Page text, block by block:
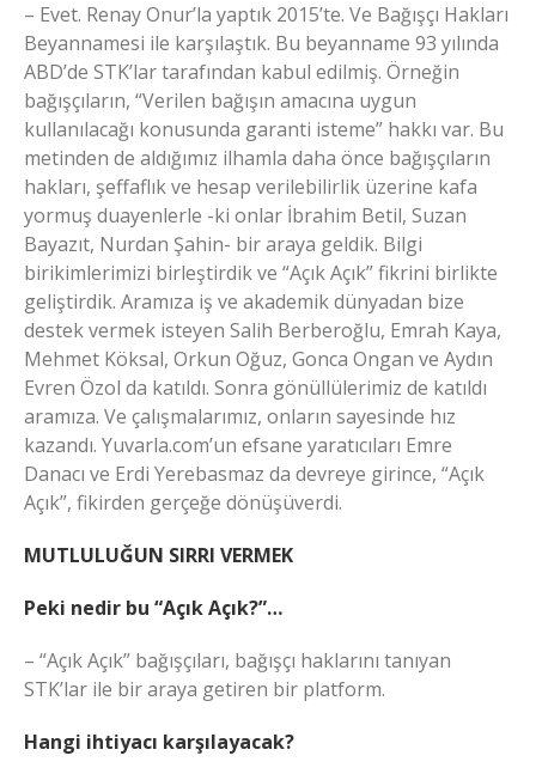
– Evet. Renay Onur’la yaptık 2015’te. Ve Bağışçı Hakları
Beyannamesi ile karşılaştık. Bu beyanname 93 yılında
ABD’de STK’lar tarafından kabul edilmiş. Örneğin
bağışçıların, “Verilen bağışın amacına uygun
kullanılacağı konusunda garanti isteme” hakkı var. Bu
metinden de aldığımız ilhamla daha önce bağışçıların
hakları, şeffaflık ve hesap verilebilirlik üzerine kafa
yormuş duayenlerle -ki onlar İbrahim Betil, Suzan
Bayazıt, Nurdan Şahin- bir araya geldik. Bilgi
birikimlerimizi birleştirdik ve “Açık Açık” fikrini birlikte
geliştirdik. Aramıza iş ve akademik dünyadan bize
destek vermek isteyen Salih Berberoğlu, Emrah Kaya,
Mehmet Köksal, Orkun Oğuz, Gonca Ongan ve Aydın
Evren Özol da katıldı. Sonra gönüllülerimiz de katıldı
aramıza. Ve çalışmalarımız, onların sayesinde hız
kazandı. Yuvarla.com’un efsane yaratıcıları Emre
Danacı ve Erdi Yerebasmaz da devreye girince, “Açık
Açık”, fikirden gerçeğe dönüşüverdi.
MUTLULUĞUN SIRRI VERMEK
Peki nedir bu “Açık Açık?”…
– “Açık Açık” bağışçıları, bağışçı haklarını tanıyan
STK’lar ile bir araya getiren bir platform.
Hangi ihtiyacı karşılayacak?